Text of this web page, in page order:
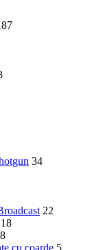
34
22
18
8
cu coarde 5